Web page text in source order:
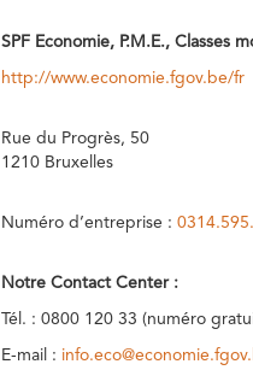
SPF Economie, P.M.E., Classes
http://www.economie.fgov.be/fr
Rue du Progrès, 50
1210 Bruxelles
Numéro d’entreprise :
Notre Contact Center :
Tél. : 0800 120 33 (numéro
E-mail :